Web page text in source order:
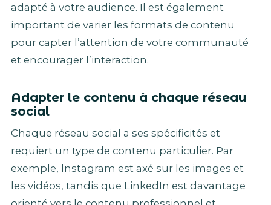
adapté à votre audience. Il est également
important de varier les formats de contenu
pour capter l’attention de votre communauté
et encourager l’interaction.
Adapter le contenu à chaque réseau
social
Chaque réseau social a ses spécificités et
requiert un type de contenu particulier. Par
exemple, Instagram est axé sur les images et
les vidéos, tandis que LinkedIn est davantage